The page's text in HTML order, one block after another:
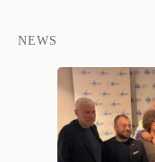
NEWS